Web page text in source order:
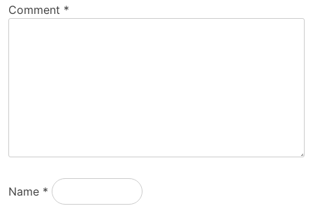
Comment *
Name *